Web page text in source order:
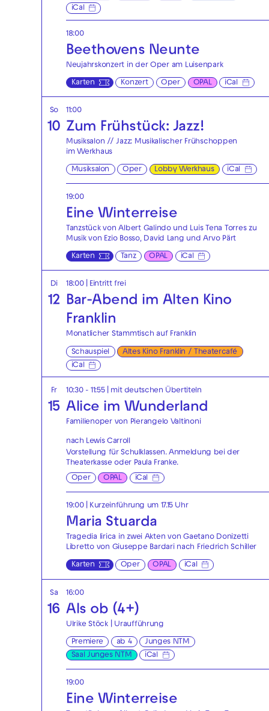
iCal
18:00
Beethovens Neunte
Neujahrskonzert in der Oper am Luisenpark
Karten Konzert Oper OPAL iCal
So
10
11:00
Zum Frühstück: Jazz!
Musiksalon // Jazz: Musikalischer Frühschoppen
im Werkhaus
Musiksalon Oper Lobby Werkhaus iCal
19:00
Eine Winterreise
Tanzstück von Albert Galindo und Luis Tena Torres zu
Musik von Ezio Bosso, David Lang und Arvo Pärt
Karten Tanz OPAL iCal
Di
12
18:00| Eintritt frei
Bar-Abend im Alten Kino
Franklin
Monatlicher Stammtisch auf Franklin
Schauspiel
Altes Kino Franklin / Theatercafé
iCal
Fr
15
10:30 - 11:55| mit deutschen Übertiteln
Alice im Wunderland
Familienoper von Pierangelo Valtinoni
nach Lewis Carroll
Vorstellung für Schulklassen. Anmeldung bei der
Theaterkasseoder Paula Franke.
Oper OPAL iCal
19:00 | Kurzeinführung um 17.15 Uhr
Maria Stuarda
Tragedia lirica in zwei Akten von Gaetano Donizetti
Libretto von Giuseppe Bardari nach Friedrich Schiller
Karten Oper OPAL iCal
Sa
16
16:00
Als ob (4+)
Ulrike Stöck | Uraufführung
Premiere ab 4
Junges NTM
Saal Junges NTM
iCal
19:00
Eine Winterreise